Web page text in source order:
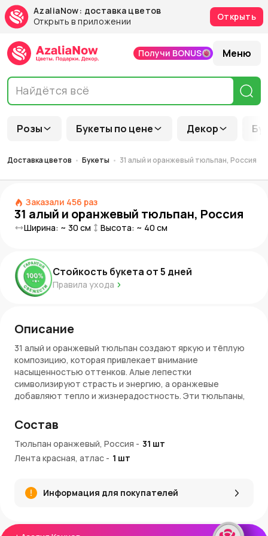
AzaliaNow: доставка цветов
Открыть в приложении
Открыть
Розы Букеты по цене Декор
Получи BONUS Меню
Доставка цветов Букеты 31 алый и оранжевый тюльпан, Россия
Заказали 456 раз
31 алый и оранжевый тюльпан, Россия
Ширина: ~ 30 см Высота: ~ 40 см
Стойкость букета от5 дней
Правила ухода
Описание
31 алый и оранжевый тюльпан создают яркую и тёплую
композицию, которая привлекает внимание
насыщенностью оттенков. Алые лепестки
символизируют страсть и энергию, а оранжевые
добавляют тепло и жизнерадостность. Эти тюльпаны,
случаев, наполняя каждый момент яркими красками.
Особенности букета
Тюльпаны обладают плотными бутонами и
31 цветок формирует выразительную композицию,
подходящую для подарка.
Компактное оформление делает букет удобным для
Состав
Тюльпан оранжевый, Россия - 31 шт
Лента красная, атлас - 1 шт
Информация для покупателей